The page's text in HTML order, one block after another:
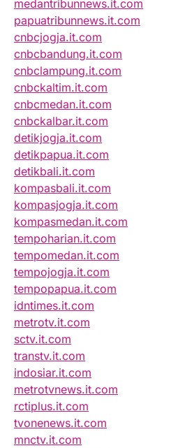
medantribunnews.it.com
papuatribunnews.it.com
cnbcjogja.it.com
cnbcbandung.it.com
cnbclampung.it.com
cnbckaltim.it.com
cnbcmedan.it.com
cnbckalbar.it.com
detikjogja.it.com
detikpapua.it.com
detikbali.it.com
kompasbali.it.com
kompasjogja.it.com
kompasmedan.it.com
tempoharian.it.com
tempomedan.it.com
tempojogja.it.com
tempopapua.it.com
idntimes.it.com
metrotv.it.com
sctv.it.com
transtv.it.com
indosiar.it.com
metrotvnews.it.com
rctiplus.it.com
tvonenews.it.com
mnctv.it.com